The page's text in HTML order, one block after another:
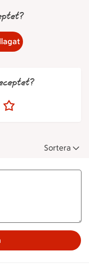
Sortera